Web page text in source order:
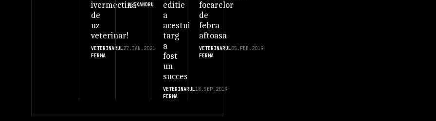
ivermectina
de
uz
veterinar!
VETERINARUL
FERMA
27.IAN.2021
ALEXANDRU
editie
a
acestui
targ
a
fost
un
succes
VETERINARUL
FERMA
18.SEP.2019
focarelor
de
febra
aftoasa
VETERINARUL
FERMA
05.FEB.2019